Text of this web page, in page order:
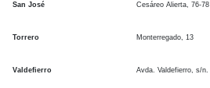
San José Cesáreo Alierta, 76-78
Torrero Monterregado, 13
Valdefierro Avda. Valdefierro, s/n.